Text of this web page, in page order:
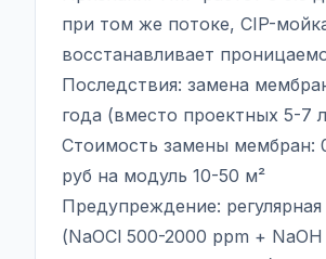
при том же потоке, CIP-
восстанавливает
Последствия: замена
года (вместо проектных 5-7
Стоимость замены мембран:
руб на модуль 10-50 м²
Предупреждение:
(NaOCl 500-2000 ppm +